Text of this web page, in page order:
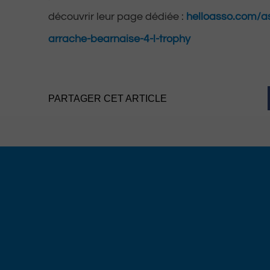
découvrir leur page dédiée : helloasso.com/
arrache-bearnaise-4-l-trophy
PARTAGER CET ARTICLE